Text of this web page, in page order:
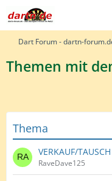
Dart Forum - dartn-
Themen mit
Thema
VERKAUF/
RaveDave125